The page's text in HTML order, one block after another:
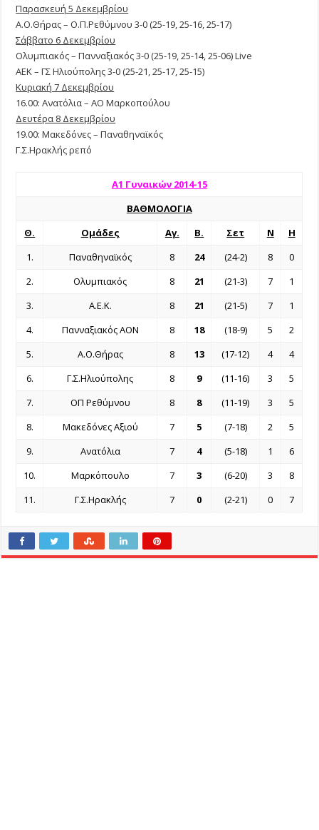
Παρασκευή 5 Δεκεμβρίου
Α.Ο.Θήρας – Ο.Π.Ρεθύμνου 3-0 (25-19, 25-16, 25-17)
Σάββατο 6 Δεκεμβρίου
Ολυμπιακός – Πανναξιακός 3-0 (25-19, 25-14, 25-06) Live
ΑΕΚ – ΓΣ Ηλιούπολης 3-0 (25-21, 25-17, 25-15)
Κυριακή 7 Δεκεμβρίου
16.00: Ανατόλια – ΑΟ Μαρκοπούλου
Δευτέρα 8 Δεκεμβρίου
19.00: Μακεδόνες – Παναθηναϊκός
Γ.Σ.Ηρακλής ρεπό
Α1 Γυναικών 2014-15
ΒΑΘΜΟΛΟΓΙΑ
Θ.
Ομάδες Αγ. Β. Σετ Ν
Η
1.
Παναθηναϊκός 8 24 (24-2) 8
0
2.
Oλυμπιακός 8 21 (21-3) 7
1
3.
A.E.K. 8 21 (21-5) 7
1
4.
Πανναξιακός ΑΟΝ 8 18 (18-9) 5
2
5.
Α.Ο.Θήρας 8 13 (17-12) 4
4
6.
Γ.Σ.Ηλιούπολης 8 9 (11-16) 3
5
7.
OΠ Ρεθύμνου 8 8 (11-19) 3
5
8.
Μακεδόνες Αξιού 7 5 (7-18) 2
5
9.
Aνατόλια 7 4 (5-18) 1
6
10.
Μαρκόπουλο 7 3 (6-20) 3
8
11.
Γ.Σ.Ηρακλής 7 0 (2-21) 0 7